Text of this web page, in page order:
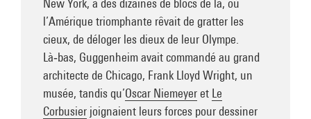
New York, à des dizaines de blocs de là, où
l’Amérique triomphante rêvait de gratter les
cieux, de déloger les dieux de leur Olympe.
Là‑bas, Guggenheim avait commandé au grand
architecte de Chicago, Frank Lloyd Wright, un
musée, tandis qu’Oscar Niemeyeret Le
Corbusier joignaient leurs forces pour dessiner